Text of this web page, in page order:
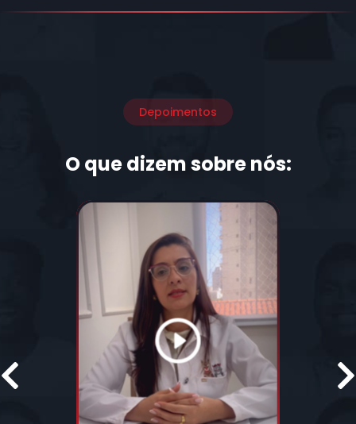
Depoimentos
O que dizem sobre nós:
Prev